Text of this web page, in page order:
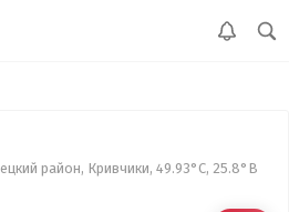
район, Кривчики, 49.93°С, 25.8°В